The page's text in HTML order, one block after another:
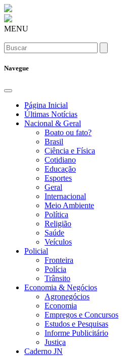
MENU
Navegue
Página Inicial
Últimas Notícias
Nacional & Geral
Boato ou fato?
Brasil
Ciência e Física
Cotidiano
Educação
Esportes
Geral
Internacional
Meio Ambiente
Política
Religião
Saúde
Veículos
Policial
Fronteira
Polícia
Trânsito
Economia & Negócios
Agronegócios
Economia
Empregos e Concursos
Estudos e Pesquisas
Informe Publicitário
Justiça
Caderno JN